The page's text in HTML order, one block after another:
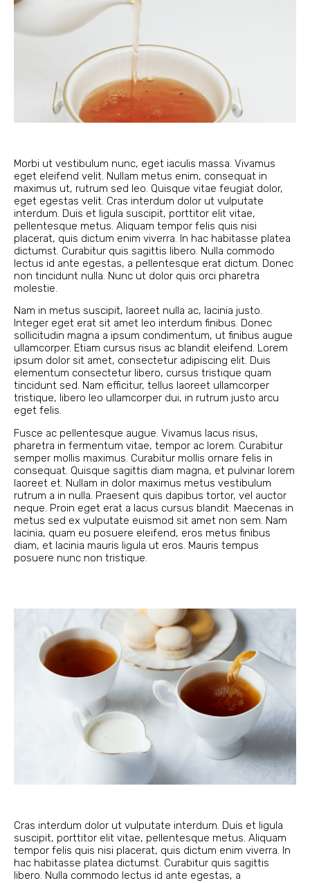
Morbi ut vestibulum nunc, eget iaculis massa. Vivamus
eget eleifend velit. Nullam metus enim, consequat in
maximus ut, rutrum sed leo. Quisque vitae feugiat dolor,
eget egestas velit. Cras interdum dolor ut vulputate
interdum. Duis et ligula suscipit, porttitor elit vitae,
pellentesque metus. Aliquam tempor felis quis nisi
placerat, quis dictum enim viverra. In hac habitasse platea
dictumst. Curabitur quis sagittis libero. Nulla commodo
lectus id ante egestas, a pellentesque erat dictum. Donec
non tincidunt nulla. Nunc ut dolor quis orci pharetra
molestie.
Nam in metus suscipit, laoreet nulla ac, lacinia justo.
Integer eget erat sit amet leo interdum finibus. Donec
sollicitudin magna a ipsum condimentum, ut finibus augue
ullamcorper. Etiam cursus risus ac blandit eleifend. Lorem
ipsum dolor sit amet, consectetur adipiscing elit. Duis
elementum consectetur libero, cursus tristique quam
tincidunt sed. Nam efficitur, tellus laoreet ullamcorper
tristique, libero leo ullamcorper dui, in rutrum justo arcu
eget felis.
Fusce ac pellentesque augue. Vivamus lacus risus,
pharetra in fermentum vitae, tempor ac lorem. Curabitur
semper mollis maximus. Curabitur mollis ornare felis in
consequat. Quisque sagittis diam magna, et pulvinar lorem
laoreet et. Nullam in dolor maximus metus vestibulum
rutrum a in nulla. Praesent quis dapibus tortor, vel auctor
neque. Proin eget erat a lacus cursus blandit. Maecenas in
metus sed ex vulputate euismod sit amet non sem. Nam
lacinia, quam eu posuere eleifend, eros metus finibus
diam, et lacinia mauris ligula ut eros. Mauris tempus
posuere nunc non tristique.
Cras interdum dolor ut vulputate interdum. Duis et ligula
suscipit, porttitor elit vitae, pellentesque metus. Aliquam
tempor felis quis nisi placerat, quis dictum enim viverra. In
hac habitasse platea dictumst. Curabitur quis sagittis
libero. Nulla commodo lectus id ante egestas, a